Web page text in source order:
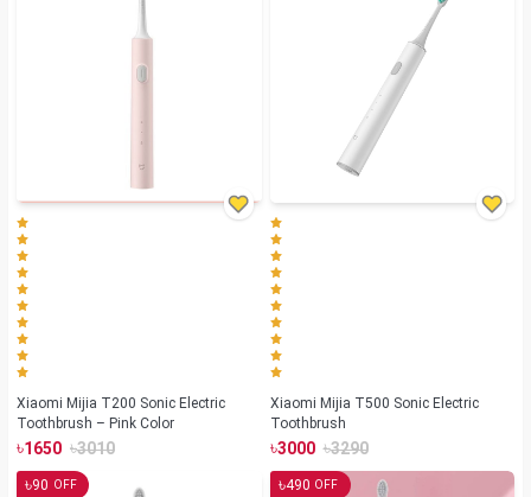
Xiaomi Mijia T200 Sonic Electric
Toothbrush – Pink Color
৳1650 ৳3010
Xiaomi Mijia T500 Sonic Electric
Toothbrush
৳3000 ৳3290
৳90 OFF ৳490 OFF